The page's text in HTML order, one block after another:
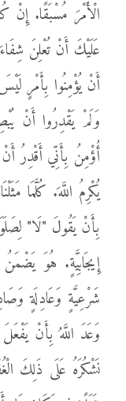
الْأَمْرَ مُسْبَقًا.
عَلَيْكَ أَنْ تُعْلِنَ
أَنْ يُؤْمِنُوا بِأَمْرٍ
وَلَمْ يَقْدِرُوا أَنْ
أُؤْمِنُ بِأَنِّي أَقْدِرُ
يُكْرِمُ اللَّهَ. كُلَّمَا
بِأَنْ يَقُولَ "لَا"
إِيجَابِيَّةٍ. هُوَ يَضْمَنُ
شَرْعِيَّةٍ وَعَادِلَةٍ
وَعَدَ اللَّهُ بِأَنْ يَفْعَلَ
نَشْكُرَهُ عَلَى ذَلِكَ